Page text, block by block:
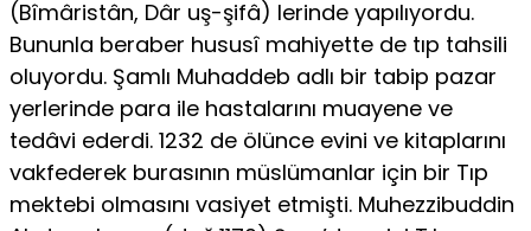
(Bîmâristân, Dâr uş-şifâ) lerinde yapılıyordu.
Bununla beraber hususî mahiyette de tıp tahsili
oluyordu. Şamlı Muhaddeb adlı bir tabip pazar
yerlerinde para ile hastalarını muayene ve
tedâvi ederdi. 1232 de ölünce evini ve kitaplarını
vakfederek burasının müslümanlar için bir Tıp
mektebi olmasını vasiyet etmişti. Muhezzibuddin